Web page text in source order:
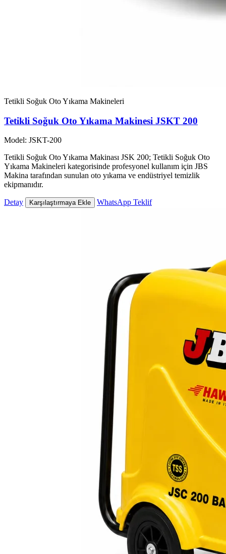
Tetikli Soğuk Oto Yıkama Makineleri
Tetikli Soğuk Oto Yıkama Makinesi JSKT 200
Model: JSKT-200
Tetikli Soğuk Oto Yıkama Makinası JSK 200; Tetikli Soğuk Oto
Yıkama Makineleri kategorisinde profesyonel kullanım için JBS
Makina tarafından sunulan oto yıkama ve endüstriyel temizlik
ekipmanıdır.
Detay Karşılaştırmaya Ekle WhatsApp Teklif